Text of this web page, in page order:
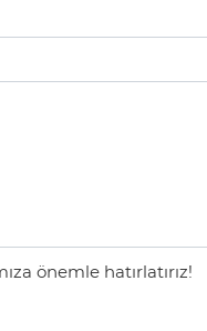
önemle hatırlatırız!